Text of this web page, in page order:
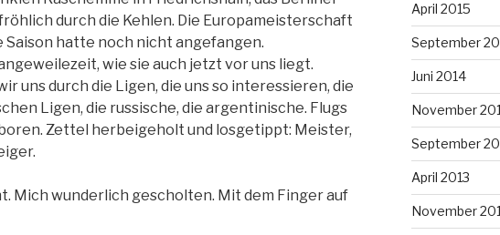
durch die Kehlen. Die Europameisterschaft
Saison hatte noch nicht angefangen.
wie sie auch jetzt vor uns liegt.
uns durch die Ligen, die uns so interessieren, die
Ligen, die russische, die argentinische. Flugs
Zettel herbeigeholt und losgetippt: Meister,
Mich wunderlich gescholten. Mit dem Finger auf
April 2015
September
Juni 2014
November
September
April 2013
November